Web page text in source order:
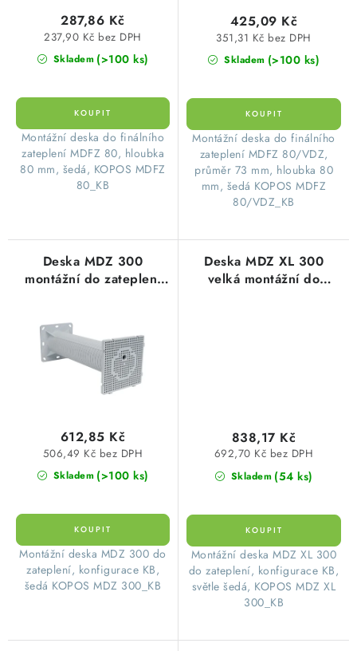
Skladem (>100 ks)
237,90 Kč bez DPH
287,86 Kč
​Montážní deska do finálního
zateplení MDFZ 80, hloubka
80 mm, šedá, KOPOS MDFZ
80_KB
Skladem (>100 ks)
351,31 Kč bez DPH
425,09 Kč
​Montážní deska do finálního
zateplení MDFZ 80/VDZ,
průměr 73 mm, hloubka 80
mm, šedá KOPOS MDFZ
80/VDZ_KB
Deska MDZ 300
montážní do zateplení
Skladem (>100 ks)
506,49 Kč bez DPH
612,85 Kč
​Montážní deska MDZ 300 do
zateplení, konfigurace KB,
šedá KOPOS MDZ 300_KB
Deska MDZ XL 300
velká montážní do
Skladem (54 ks)
692,70 Kč bez DPH
838,17 Kč
​Montážní deska MDZ XL 300
do zateplení, konfigurace KB,
světle šedá, KOPOS MDZ XL
300_KB